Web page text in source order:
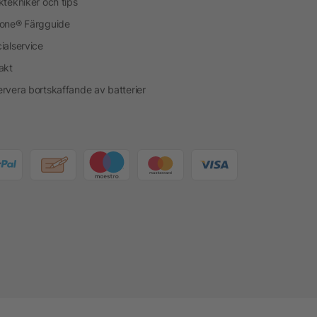
Färgguide
bortskaffande av batterier